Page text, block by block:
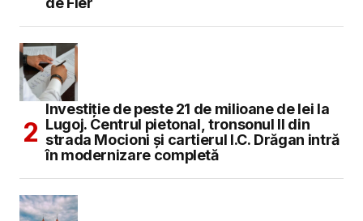
Investiție de peste 21 de milioane de lei la
Lugoj. Centrul pietonal, tronsonul II din
strada Mocioni și cartierul I.C. Drăgan intră
în modernizare completă